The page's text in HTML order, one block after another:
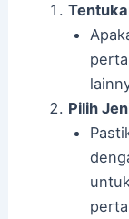
Pilih